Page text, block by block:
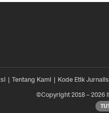
Tentang Kami Kode Etik
©Copyright 2018 – 2026